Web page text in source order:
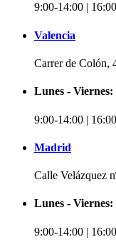
9:00-14:00 |
Valencia
Carrer de Colón,
Lunes - Viernes:
9:00-14:00 |
Madrid
Calle Velázquez
Lunes - Viernes:
9:00-14:00 |